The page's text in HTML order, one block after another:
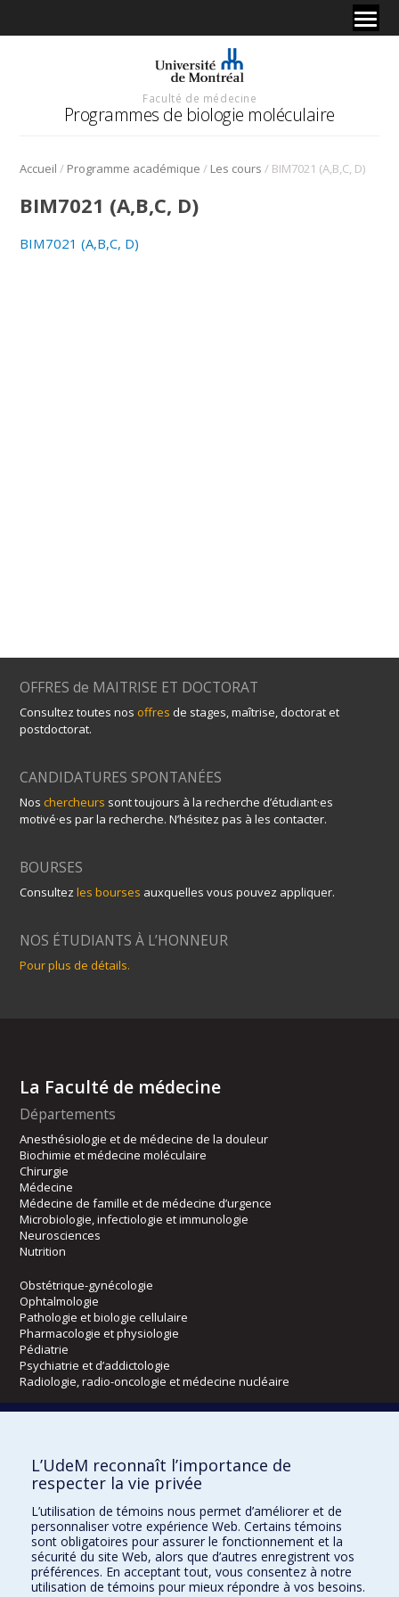
Faculté de médecine
Programmes de biologie moléculaire
Accueil / Programme académique / Les cours / BIM7021 (A,B,C, D)
BIM7021 (A,B,C, D)
BIM7021 (A,B,C, D)
OFFRES de MAITRISE ET DOCTORAT
Consultez toutes nos offres de stages, maîtrise, doctorat et
postdoctorat.
CANDIDATURES SPONTANÉES
Noschercheurs sont toujours à la recherche d’étudiant·es
motivé·es par la recherche. N’hésitez pas à les contacter.
BOURSES
Consultezles bourses auxquelles vous pouvez appliquer.
NOS ÉTUDIANTS À L’HONNEUR
Pour plus de détails.
La Faculté de médecine
Départements
Anesthésiologie et de médecine de la douleur
Biochimie et médecine moléculaire
Chirurgie
Médecine
Médecine de famille et de médecine d’urgence
Microbiologie, infectiologie et immunologie
Neurosciences
Nutrition
Obstétrique-gynécologie
Ophtalmologie
Pathologie et biologie cellulaire
Pharmacologie et physiologie
Pédiatrie
Psychiatrie et d’addictologie
Radiologie, radio-oncologie et médecine nucléaire
Kinésiologie et des sciences de l’activité physique
Orthophonie et audiologie
Directions
DPC
CPASS
L’UdeM reconnaît l’importance de
respecter la vie privée
L’utilisation de témoins nous permet d’améliorer et de
personnaliser votre expérience Web. Certains témoins
sont obligatoires pour assurer le fonctionnement et la
sécurité du site Web, alors que d’autres enregistrent vos
préférences. En acceptant tout, vous consentez à notre
utilisation de témoins pour mieux répondre à vos besoins.